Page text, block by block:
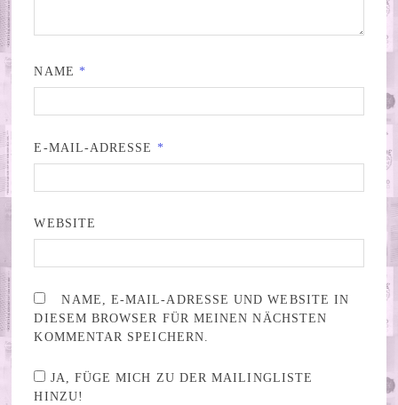
NAME *
E-MAIL-ADRESSE *
WEBSITE
NAME, E-MAIL-ADRESSE UND WEBSITE IN
DIESEM BROWSER FÜR MEINEN NÄCHSTEN
KOMMENTAR SPEICHERN.
JA, FÜGE MICH ZU DER MAILINGLISTE
HINZU!